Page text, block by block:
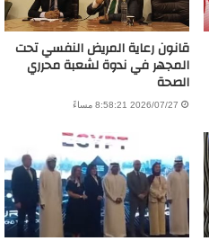
قانون رعاية المريض النفسي تحت
المجهر في ندوة لشعبة محرري
الصحة
2026/07/27 8:58:21 مساءً